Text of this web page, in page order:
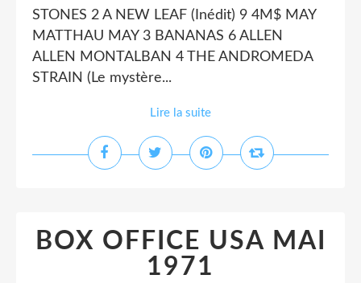
STONES 2 A NEW LEAF (Inédit) 9 4M$ MAY
MATTHAU MAY 3 BANANAS 6 ALLEN
ALLEN MONTALBAN 4 THE ANDROMEDA
STRAIN (Le mystère...
Lire la suite
BOX OFFICE USA MAI
1971